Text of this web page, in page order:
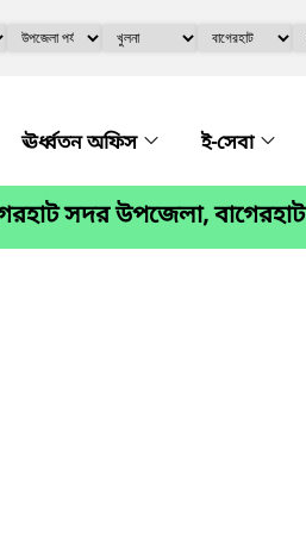
ঊর্ধ্বতন অফিস ই-সেবা
সদর উপজেলা, বাগেরহাট